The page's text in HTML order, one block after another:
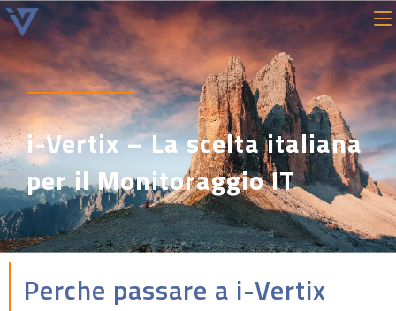
i-Vertix – La scelta italiana
per il Monitoraggio IT
Perche passare a i-Vertix